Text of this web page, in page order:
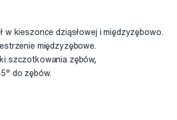
w kieszonce dziąsłowej i międzyzębowo.
międzyzębowe.
szczotkowania zębów,
do zębów.